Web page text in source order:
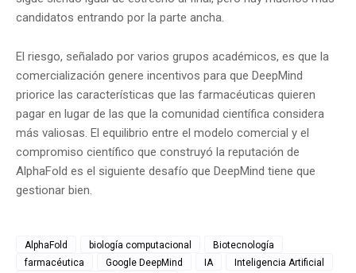
candidatos entrando por la parte ancha.
El riesgo, señalado por varios grupos académicos, es que la
comercialización genere incentivos para que DeepMind
priorice las características que las farmacéuticas quieren
pagar en lugar de las que la comunidad científica considera
más valiosas. El equilibrio entre el modelo comercial y el
compromiso científico que construyó la reputación de
AlphaFold es el siguiente desafío que DeepMind tiene que
gestionar bien.
AlphaFold biología computacional
Biotecnología
farmacéutica
Google DeepMind IA
Inteligencia Artificial